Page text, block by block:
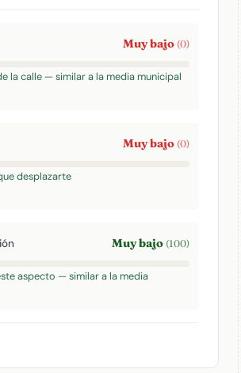
Muy bajo (0)
la calle — similar a la media municipal
Muy bajo (0)
desplazarte
Muy bajo (100)
aspecto — similar a la media